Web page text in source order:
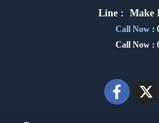
Line : Make
Call Now :
Call Now :